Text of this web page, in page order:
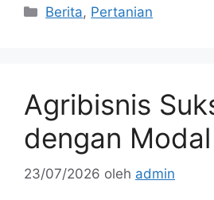
Kategori
Berita, Pertanian
Agribisnis
dengan
23/07/2026 oleh admin